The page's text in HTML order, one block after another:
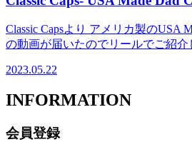
Classic Capsより アメリカ製のUSA
の動画が届いたのでリールでご紹介
2023.05.22
INFORMATION
会員登録